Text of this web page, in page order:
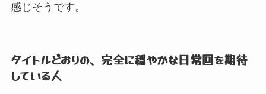
感じそうです。
タイトルどおりの、 完全に穏やかな日常回を期待
している人